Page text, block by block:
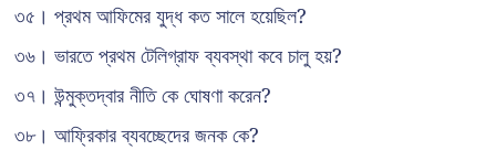
৩৫। প্রথম আফিমের যুদ্ধ কত সালে হয়েছিল?
৩৬। ভারতে প্রথম টেলিগ্রাফ ব্যবস্থা কবে চালু হয়?
৩৭। উন্মুক্তদ্বার নীতি কে ঘোষণা করেন?
৩৮। আফ্রিকার ব্যবচ্ছেদের জনক কে?